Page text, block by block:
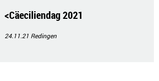
<Cäeciliendag 2021
24.11.21 Redingen